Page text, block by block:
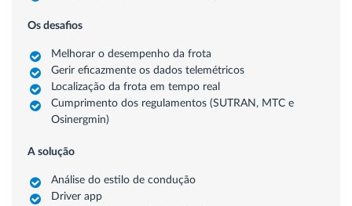
Os desafios
Melhorar o desempenho da frota
Gerir eficazmente os dados telemétricos
Localização da frota em tempo real
Cumprimento dos regulamentos (SUTRAN, MTC e
Osinergmin)
A solução
Análise do estilo de condução
Driver app